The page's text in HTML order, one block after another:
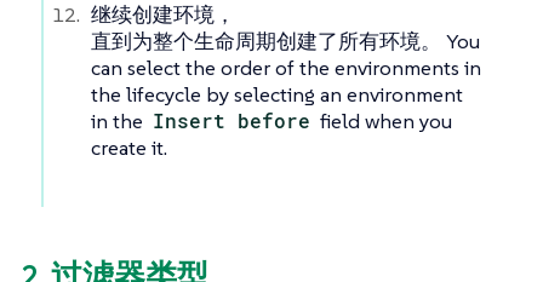
继续创建环境，
直到为整个生命周期创建了所有环境。 You
can select the order of the environments in
the lifecycle by selecting an environment
in the Insert before field when you
create it.